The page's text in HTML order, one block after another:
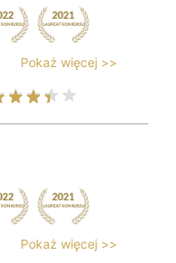
Pokaż więcej >>
Pokaż więcej >>